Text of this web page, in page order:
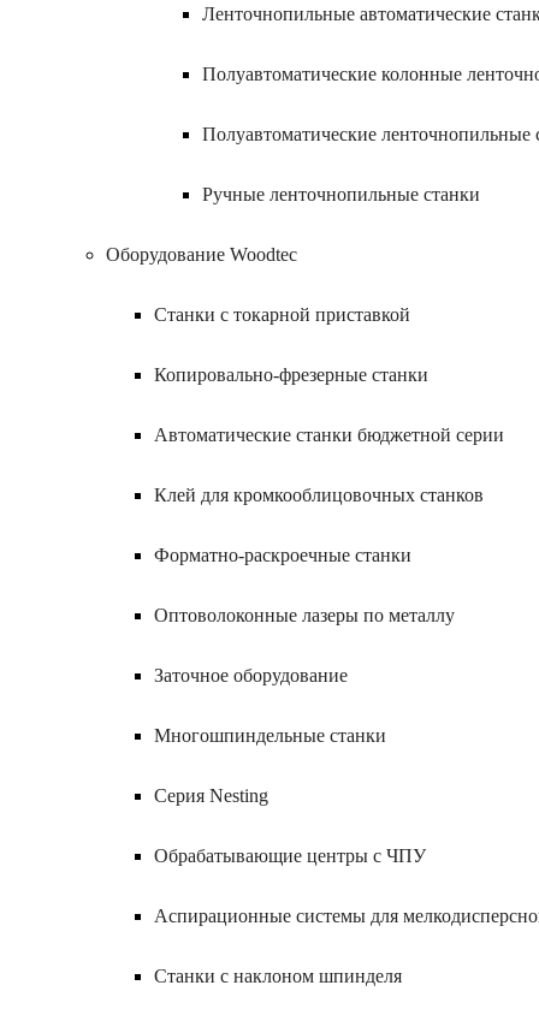
Ленточнопильные автоматические
Полуавтоматические колонные
Полуавтоматические ленточнопильные
Ручные ленточнопильные станки
Оборудование Woodtec
Станки с токарной приставкой
Копировально-фрезерные станки
Автоматические станки бюджетной серии
Клей для кромкооблицовочных станков
Форматно-раскроечные станки
Оптоволоконные лазеры по металлу
Заточное оборудование
Многошпиндельные станки
Серия Nesting
Обрабатывающие центры с ЧПУ
Аспирационные системы для
Станки с наклоном шпинделя